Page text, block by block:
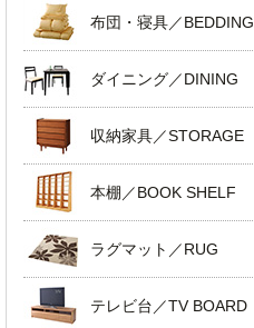
布団・寝具／BEDDING
ダイニング／DINING
収納家具／STORAGE
本棚／BOOK SHELF
ラグマット／RUG
テレビ台／TV BOARD